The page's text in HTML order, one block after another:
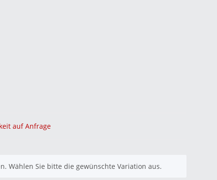
auf Anfrage
Wählen Sie bitte die gewünschte Variation aus.